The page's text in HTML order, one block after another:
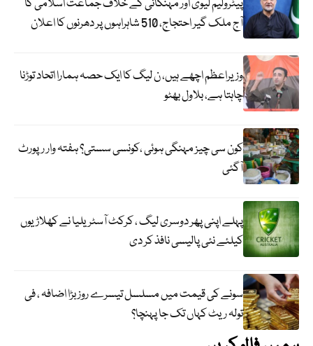
پیٹرولیم لیوی اور مہنگائی کے خلاف جماعت اسلامی کا
آج ملک گیر احتجاج، 510 شاہراہوں پر دھرنوں کا اعلان
وزیراعظم اچھے ہیں، ن لیگ کا ایک حصہ ہمارا اتحاد توڑنا
چاہتا ہے، بلاول بھٹو
کون سی چیز مہنگی ہوئی ،کونسی سستی؟ ہفتہ وار رپورٹ
آگئی
پہلے اپنی پھر دوسری لیگ ، کرکٹ آسٹریلیا نے کھلاڑیوں
کیلئے نئی پالیسی نافذ کر دی
سونے کی قیمت میں مسلسل تیسرے روز بڑا اضافہ ، فی
تولہ ریٹ کہاں تک جا پہنچا؟